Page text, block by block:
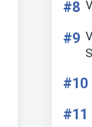
#8
#9
#10
#11